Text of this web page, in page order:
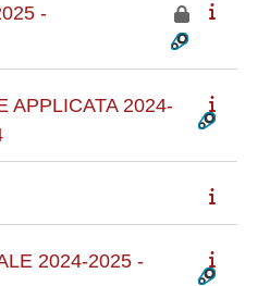
-
APPLICATA 2024-
2024-2025 -